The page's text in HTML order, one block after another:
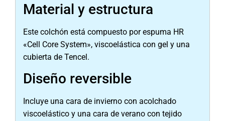
Material y estructura
Este colchón está compuesto por espuma HR
«Cell Core System», viscoelástica con gel y una
cubierta de Tencel.
Diseño reversible
Incluye una cara de invierno con acolchado
viscoelástico y una cara de verano con tejido